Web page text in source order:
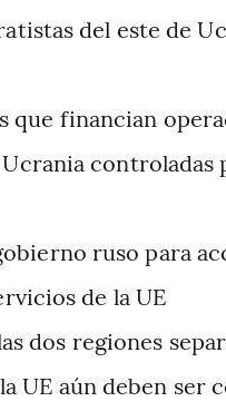
del este de
que financian
controladas
ruso para
de la UE
dos regiones
UE aún deben